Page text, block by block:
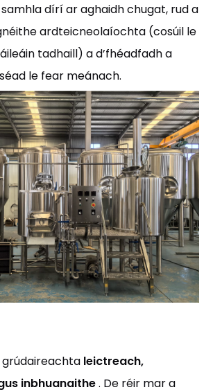
dírí ar aghaidh chugat, rud a
ardteicneolaíochta (cosúil le
tadhaill) a d’fhéadfadh a
le fear meánach.
leictreach,
inbhuanaithe. De réir mar a